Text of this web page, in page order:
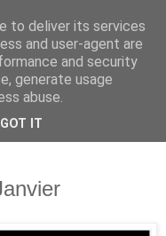
paradis
à
to deliver its services
and user-agent are
and security
generate usage
abuse.
GOT IT